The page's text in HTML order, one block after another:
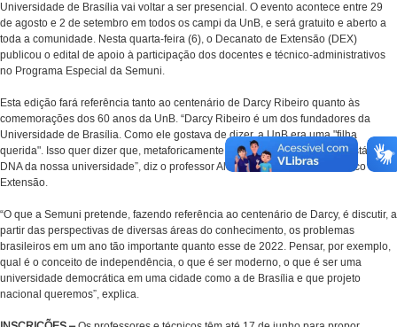
Universidade de Brasília vai voltar a ser presencial. O evento acontece entre 29
de agosto e 2 de setembro em todos os campi da UnB, e será gratuito e aberto a
toda a comunidade. Nesta quarta-feira (6), o Decanato de Extensão (DEX)
publicou o edital de apoio à participação dos docentes e técnico-administrativos
no Programa Especial da Semuni.
Esta edição fará referência tanto ao centenário de Darcy Ribeiro quanto às
comemorações dos 60 anos da UnB. “Darcy Ribeiro é um dos fundadores da
Universidade de Brasília. Como ele gostava de dizer, a UnB era uma "filha
querida". Isso quer dizer que, metaforicamente, o DNA de Darcy Ribeiro está no
DNA da nossa universidade”, diz o professor Alexandre Pilati, diretor técnico de
Extensão.
“O que a Semuni pretende, fazendo referência ao centenário de Darcy, é discutir, a
partir das perspectivas de diversas áreas do conhecimento, os problemas
brasileiros em um ano tão importante quanto esse de 2022. Pensar, por exemplo,
qual é o conceito de independência, o que é ser moderno, o que é ser uma
universidade democrática em uma cidade como a de Brasília e que projeto
nacional queremos”, explica.